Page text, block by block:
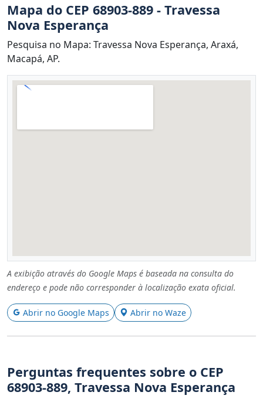
Mapa do CEP 68903-889 - Travessa
Nova Esperança
Pesquisa no Mapa: Travessa Nova Esperança, Araxá,
Macapá, AP.
A exibição através do Google Maps é baseada na consulta do
endereço e pode não corresponder à localização exata oficial.
Abrir no Google Maps Abrir no Waze
Perguntas frequentes sobre o CEP
68903-889, Travessa Nova Esperança